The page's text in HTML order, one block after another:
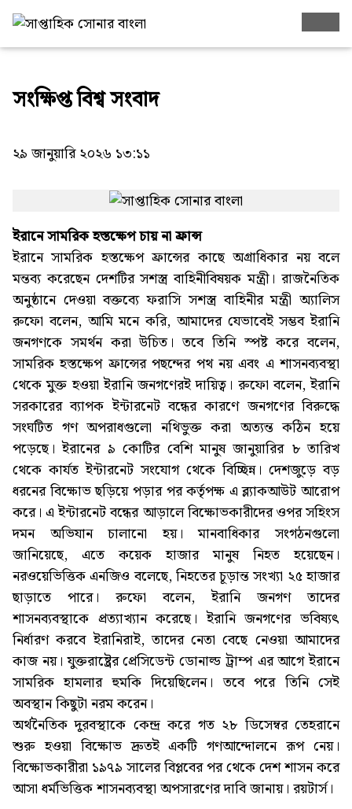
সংক্ষিপ্ত বিশ্ব সংবাদ
২৯ জানুয়ারি ২০২৬ ১৩:১১
ইরানে সামরিক হস্তক্ষেপ চায় না ফ্রান্স
ইরানে সামরিক হস্তক্ষেপ ফ্রান্সের কাছে অগ্রাধিকার নয় বলে
মন্তব্য করেছেন দেশটির সশস্ত্র বাহিনীবিষয়ক মন্ত্রী। রাজনৈতিক
অনুষ্ঠানে দেওয়া বক্তব্যে ফরাসি সশস্ত্র বাহিনীর মন্ত্রী অ্যালিস
রুফো বলেন, আমি মনে করি, আমাদের যেভাবেই সম্ভব ইরানি
জনগণকে সমর্থন করা উচিত। তবে তিনি স্পষ্ট করে বলেন,
সামরিক হস্তক্ষেপ ফ্রান্সের পছন্দের পথ নয় এবং এ শাসনব্যবস্থা
থেকে মুক্ত হওয়া ইরানি জনগণেরই দায়িত্ব। রুফো বলেন, ইরানি
সরকারের ব্যাপক ইন্টারনেট বন্ধের কারণে জনগণের বিরুদ্ধে
সংঘটিত গণ অপরাধগুলো নথিভুক্ত করা অত্যন্ত কঠিন হয়ে
পড়েছে। ইরানের ৯ কোটির বেশি মানুষ জানুয়ারির ৮ তারিখ
থেকে কার্যত ইন্টারনেট সংযোগ থেকে বিচ্ছিন্ন। দেশজুড়ে বড়
ধরনের বিক্ষোভ ছড়িয়ে পড়ার পর কর্তৃপক্ষ এ ব্ল্যাকআউট আরোপ
করে। এ ইন্টারনেট বন্ধের আড়ালে বিক্ষোভকারীদের ওপর সহিংস
দমন অভিযান চালানো হয়। মানবাধিকার সংগঠনগুলো
জানিয়েছে, এতে কয়েক হাজার মানুষ নিহত হয়েছেন।
নরওয়েভিত্তিক এনজিও বলেছে, নিহতের চূড়ান্ত সংখ্যা ২৫ হাজার
ছাড়াতে পারে। রুফো বলেন, ইরানি জনগণ তাদের
শাসনব্যবস্থাকে প্রত্যাখ্যান করেছে। ইরানি জনগণের ভবিষ্যৎ
নির্ধারণ করবে ইরানিরাই, তাদের নেতা বেছে নেওয়া আমাদের
কাজ নয়। যুক্তরাষ্ট্রের প্রেসিডেন্ট ডোনাল্ড ট্রাম্প এর আগে ইরানে
সামরিক হামলার হুমকি দিয়েছিলেন। তবে পরে তিনি সেই
অবস্থান কিছুটা নরম করেন।
অর্থনৈতিক দুরবস্থাকে কেন্দ্র করে গত ২৮ ডিসেম্বর তেহরানে
শুরু হওয়া বিক্ষোভ দ্রুতই একটি গণআন্দোলনে রূপ নেয়।
বিক্ষোভকারীরা ১৯৭৯ সালের বিপ্লবের পর থেকে দেশ শাসন করে
আসা ধর্মভিত্তিক শাসনব্যবস্থা অপসারণের দাবি জানায়। রয়টার্স।